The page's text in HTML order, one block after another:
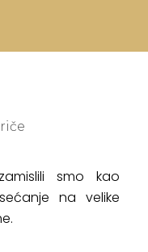
smo kao
na velike